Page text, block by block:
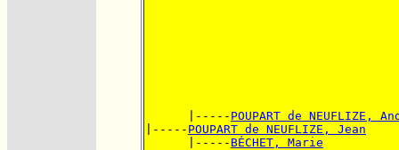
      |-----
POUPART de NEUFLIZE,
|----- POUPART de NEUFLIZE, Jean
      |-----
BÉCHET, Marie